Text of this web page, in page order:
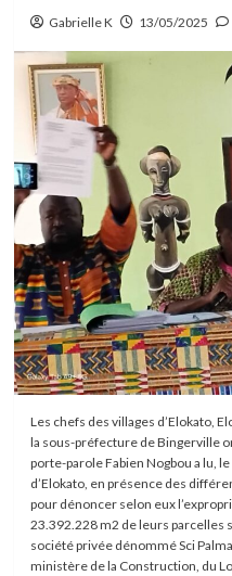
Gabrielle K 13/05/2025
Les chefs des villages d’Elokato,
la sous-préfecture de Bingerville
porte-parole Fabien Nogbou a lu,
d’Elokato, en présence des
pour dénoncer selon eux
23.392.228 m2 de leurs parcelles
société privée dénommé Sci
ministère de la Construction, du